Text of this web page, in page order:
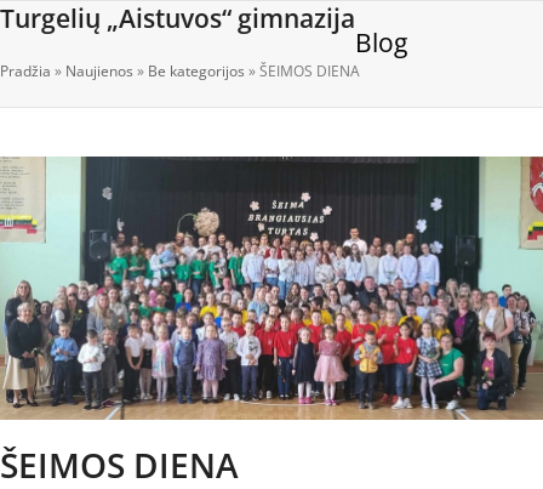
Skip
content
Turgelių „Aistuvos“ gimnazija
Open
mobile
Close
mobile
Blog
Pradžia » Naujienos » Be kategorijos »ŠEIMOS DIENA
ŠEIMOS DIENA